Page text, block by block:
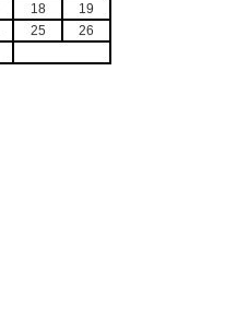
18
19
25
26